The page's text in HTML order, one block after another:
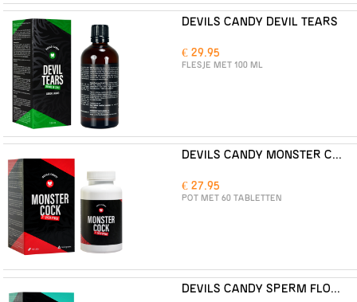
DEVILS CANDY DEVIL TEARS
€ 29.95
FLESJE MET 100 ML
DEVILS CANDY MONSTER COCK
€ 27.95
POT MET 60 TABLETTEN
DEVILS CANDY SPERM FLOOD